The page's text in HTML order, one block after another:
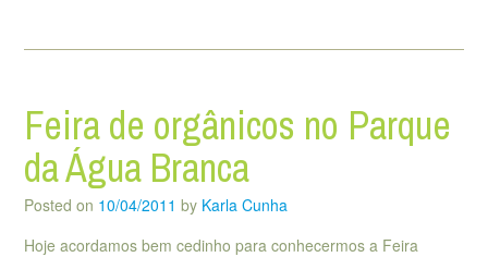
Feira de orgânicos no Parque
da Água Branca
Posted on 10/04/2011 by Karla Cunha
Hoje acordamos bem cedinho para conhecermos a Feira